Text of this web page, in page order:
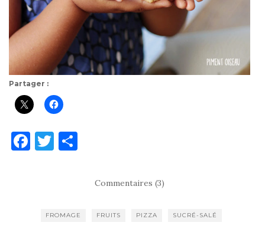
Partager :
F T
r er
Commentaires (3)
FROMAGE FRUITS PIZZA SUCRÉ-SALÉ